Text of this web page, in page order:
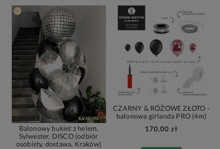
Balonowy bukiet z helem,
Sylwester, DISCO (odbiór
osobisty, dostawa, Kraków)
CZARNY & RÓŻOWE ZŁOTO -
balonowa girlanda PRO (4m)
170,00 zł